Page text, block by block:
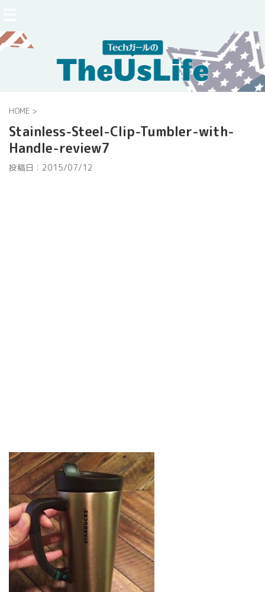
HOME >
Stainless-Steel-Clip-Tumbler-with-
Handle-review7
投稿日： 2015/07/12